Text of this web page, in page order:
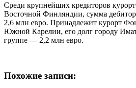
Среди крупнейших кредиторов
Восточной Финляндии, сумма
2,6 млн евро. Принадлежит курорт
Южной Карелии, его долг городу
группе — 2,2 млн евро.
Похожие записи: